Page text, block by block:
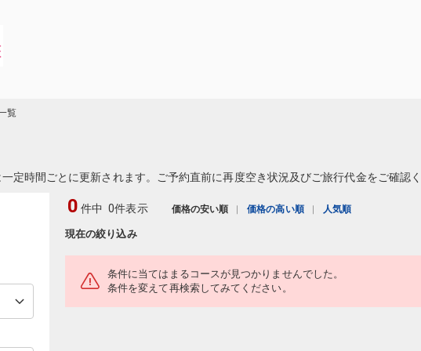
覧
定時間ごとに更新されます。ご予約直前に再度空き状況及びご旅行代金をご確認く
現在の絞り込み
0 件中 0件表示 価格の安い順 価格の高い順 人気順
条件に当てはまるコースが見つかりませんでした。
条件を変えて再検索してみてください。